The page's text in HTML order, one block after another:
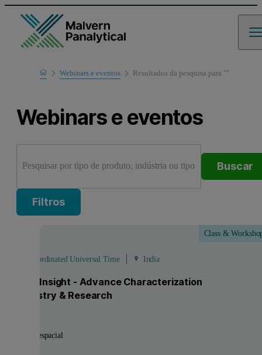
HomeWebinars e eventos Resultados da pesquisa para ""
Webinars e eventos
Buscar
Filtros
Class &
- 14:00 Coordinated Universal Time India
Ore to Insight - Advance Characterization
Industry & Research
Aeroespacial